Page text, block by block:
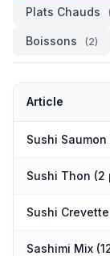
Plats Chauds
Boissons (2)
Article
Sushi
Sushi Thon (2
Sushi
Sashimi Mix